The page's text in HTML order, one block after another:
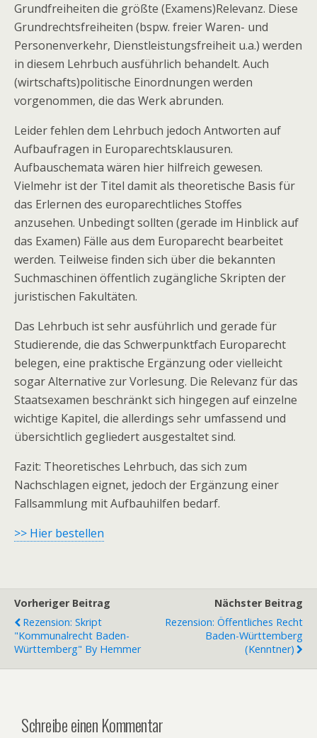
Grundfreiheiten die größte (Examens)Relevanz. Diese
Grundrechtsfreiheiten (bspw. freier Waren- und
Personenverkehr, Dienstleistungsfreiheit u.a.) werden
in diesem Lehrbuch ausführlich behandelt. Auch
(wirtschafts)politische Einordnungen werden
vorgenommen, die das Werk abrunden.
Leider fehlen dem Lehrbuch jedoch Antworten auf
Aufbaufragen in Europarechtsklausuren.
Aufbauschemata wären hier hilfreich gewesen.
Vielmehr ist der Titel damit als theoretische Basis für
das Erlernen des europarechtliches Stoffes
anzusehen. Unbedingt sollten (gerade im Hinblick auf
das Examen) Fälle aus dem Europarecht bearbeitet
werden. Teilweise finden sich über die bekannten
Suchmaschinen öffentlich zugängliche Skripten der
juristischen Fakultäten.
Das Lehrbuch ist sehr ausführlich und gerade für
Studierende, die das Schwerpunktfach Europarecht
belegen, eine praktische Ergänzung oder vielleicht
sogar Alternative zur Vorlesung. Die Relevanz für das
Staatsexamen beschränkt sich hingegen auf einzelne
wichtige Kapitel, die allerdings sehr umfassend und
übersichtlich gegliedert ausgestaltet sind.
Fazit: Theoretisches Lehrbuch, das sich zum
Nachschlagen eignet, jedoch der Ergänzung einer
Fallsammlung mit Aufbauhilfen bedarf.
>> Hier bestellen
Vorheriger Beitrag
Rezension: Skript
"Kommunalrecht Baden-
Württemberg" By Hemmer
Nächster Beitrag
Rezension: Öffentliches Recht
Baden-Württemberg
(Kenntner)
Schreibe einen Kommentar